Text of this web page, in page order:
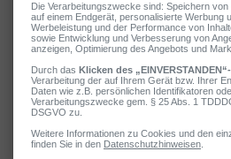
Mückenstiche: Behandlung
Was tun bei Mückenstichen? Eine der